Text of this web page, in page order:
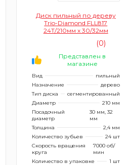
Диск пильный по дереву
Trio-Diamond FLL817
24Т/210мм х 30/32мм
(0)
Представлен в
магазине
Вид
пильный
Назначение
дерево
Тип диска
сегментированный
Диаметр
210 мм
Посадочный
диаметр
30 мм, 32
мм
Толщина
2,4 мм
Количество зубьев
24 шт
Скорость вращения
круга
7000 об/
мин
Количество в упаковке
1 шт